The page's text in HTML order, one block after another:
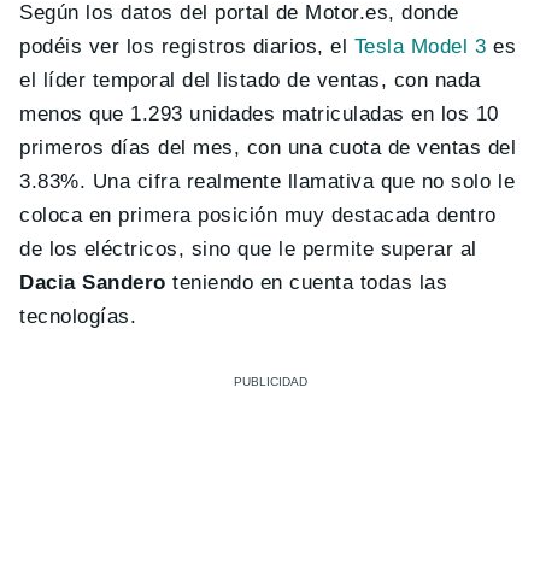
Según los datos del portal de Motor.es, donde
podéis ver los registros diarios, el Tesla Model 3 es
el líder temporal del listado de ventas, con nada
menos que 1.293 unidades matriculadas en los 10
primeros días del mes, con una cuota de ventas del
3.83%. Una cifra realmente llamativa que no solo le
coloca en primera posición muy destacada dentro
de los eléctricos, sino que le permite superar al
Dacia Sandero teniendo en cuenta todas las
tecnologías.